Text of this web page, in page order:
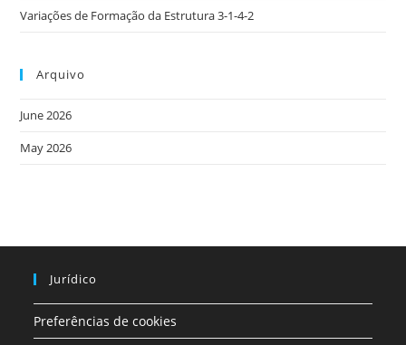
Variações de Formação da Estrutura 3-1-4-2
Arquivo
June 2026
May 2026
Jurídico
Preferências de cookies